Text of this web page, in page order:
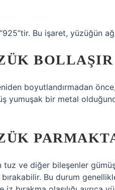
Bu işaret, yüzüğün
boyutlandırmadan
yumuşak bir metal
tuz ve diğer bileşenler
Bu durum